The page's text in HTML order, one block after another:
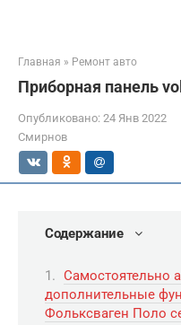
Главная » Ремонт авто
Приборная панель
Опубликовано: 24 Янв 2022
Смирнов
Содержание
Самостоятельно
дополнительные
Фольксваген Поло